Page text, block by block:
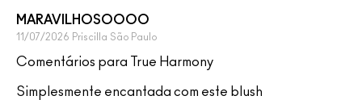
MARAVILHOSOOOO
11/07/2026 Priscilla São Paulo
Comentários para True Harmony
Simplesmente encantada com este blush